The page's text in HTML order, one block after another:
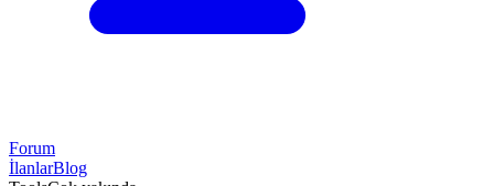
Forum
İlanlarBlog